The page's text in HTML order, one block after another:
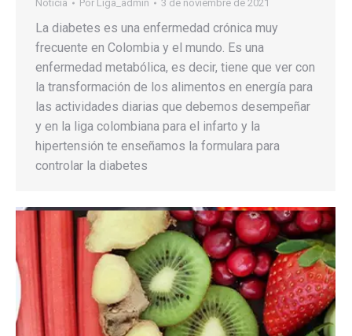
Noticia Por Liga_admin 3 de noviembre de 2021
La diabetes es una enfermedad crónica muy
frecuente en Colombia y el mundo. Es una
enfermedad metabólica, es decir, tiene que ver con
la transformación de los alimentos en energía para
las actividades diarias que debemos desempeñar
y en la liga colombiana para el infarto y la
hipertensión te enseñamos la formulara para
controlar la diabetes